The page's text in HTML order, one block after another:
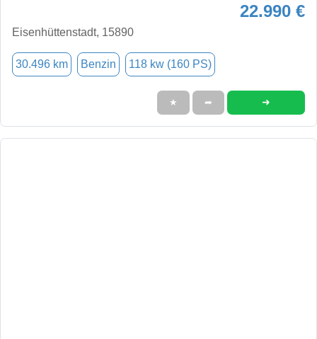
22.990 €
Eisenhüttenstadt, 15890
30.496 km Benzin 118 kw (160 PS)
★ ➦ ➜